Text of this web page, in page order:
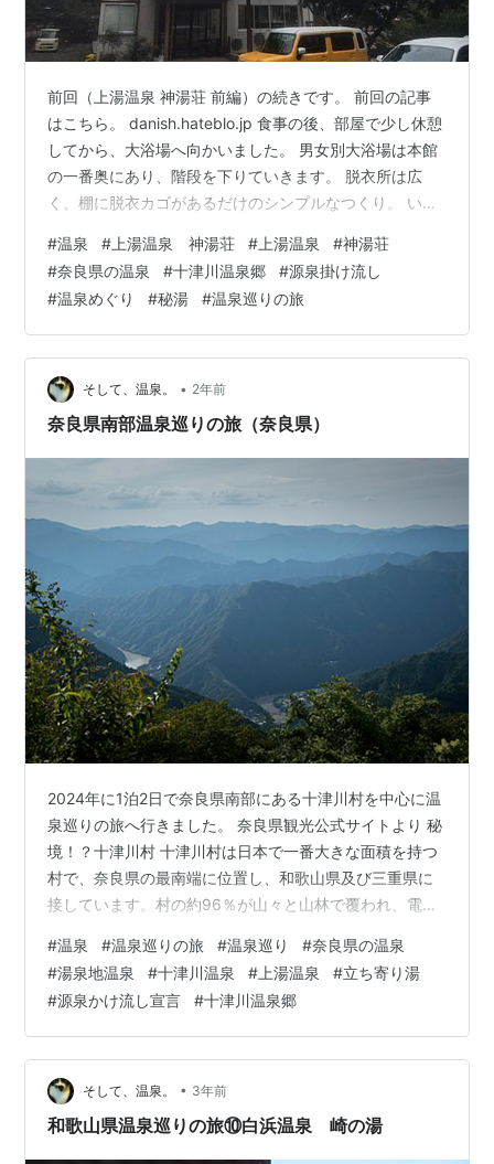
前回（上湯温泉 神湯荘 前編）の続きです。 前回の記事
はこちら。 danish.hateblo.jp 食事の後、部屋で少し休憩
してから、大浴場へ向かいました。 男女別大浴場は本館
の一番奥にあり、階段を下りていきます。 脱衣所は広
く、棚に脱衣カゴがあるだけのシンプルなつくり。 いざ
く、窓も大きいことから圧迫感はありません。夜は窓の
外は何も光がないので真っ暗ですが、翌朝、窓の外には
山の景色が広がっていて、とても気持ちが良かったで
す。 浴室の左側に大人6～8人サイズの石造りの浴槽、右
側に洗い場があります。ちなみに「神湯荘」の温泉の中
でシャワーがあるの…
#温泉 # 上湯温泉 神湯荘 # 上湯温泉 #神湯荘
#奈良県の温泉 #十津川温泉郷 #源泉掛け流し
#温泉めぐり #秘湯 #温泉巡りの旅
そして、温泉。 • 2年前
奈良県南部温泉巡りの旅（奈良県）
2024年に1泊2日で奈良県南部にある十津川村を中心に温
泉巡りの旅へ行きました。 奈良県観光公式サイトより 秘
境！？十津川村 十津川村は日本で一番大きな面積を持つ
村で、奈良県の最南端に位置し、和歌山県及び三重県に
接しています。村の約96％が山々と山林で覆われ、電車
車やバスで国道168号線を約2時間以上かけて行くしかあ
りません。それゆえ日本三大秘境の一つと言われていま
す。 十津川村観光協会HPより 日本初の「源泉かけ流し
宣言」 十津川村には「湯泉地温泉」「十津川温泉」「上
湯温泉」の3つの温泉があり、「十津川温泉郷」と言われ
ています。これらの温泉地…
#温泉 #温泉巡りの旅 #温泉巡り #奈良県の温泉
#湯泉地温泉 #十津川温泉 # 上湯温泉 #立ち寄り湯
#源泉かけ流し宣言 #十津川温泉郷
そして、温泉。 • 3年前
和歌山県温泉巡りの旅⑩白浜温泉 崎の湯